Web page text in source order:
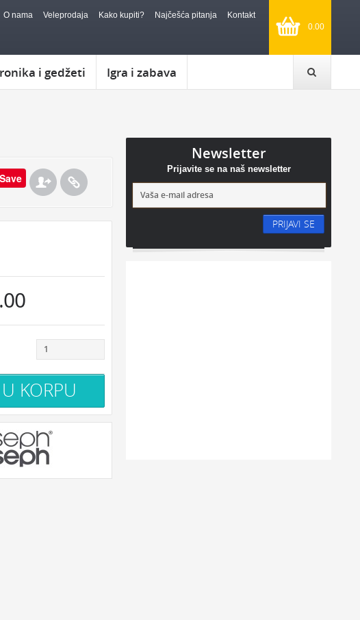
0.00
O nama Veleprodaja Kako kupiti? Najčešća pitanja Kontakt
i gedžeti Igra i zabava
Save
Newsletter
Prijavite se na naš newsletter
PRIJAVI SE